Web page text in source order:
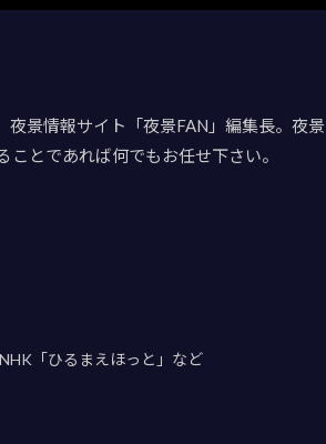
景情報サイト「夜景FAN」編集長。夜景
とであれば何でもお任せ下さい。
「ひるまえほっと」など